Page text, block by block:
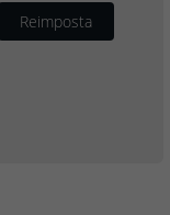
Reimposta